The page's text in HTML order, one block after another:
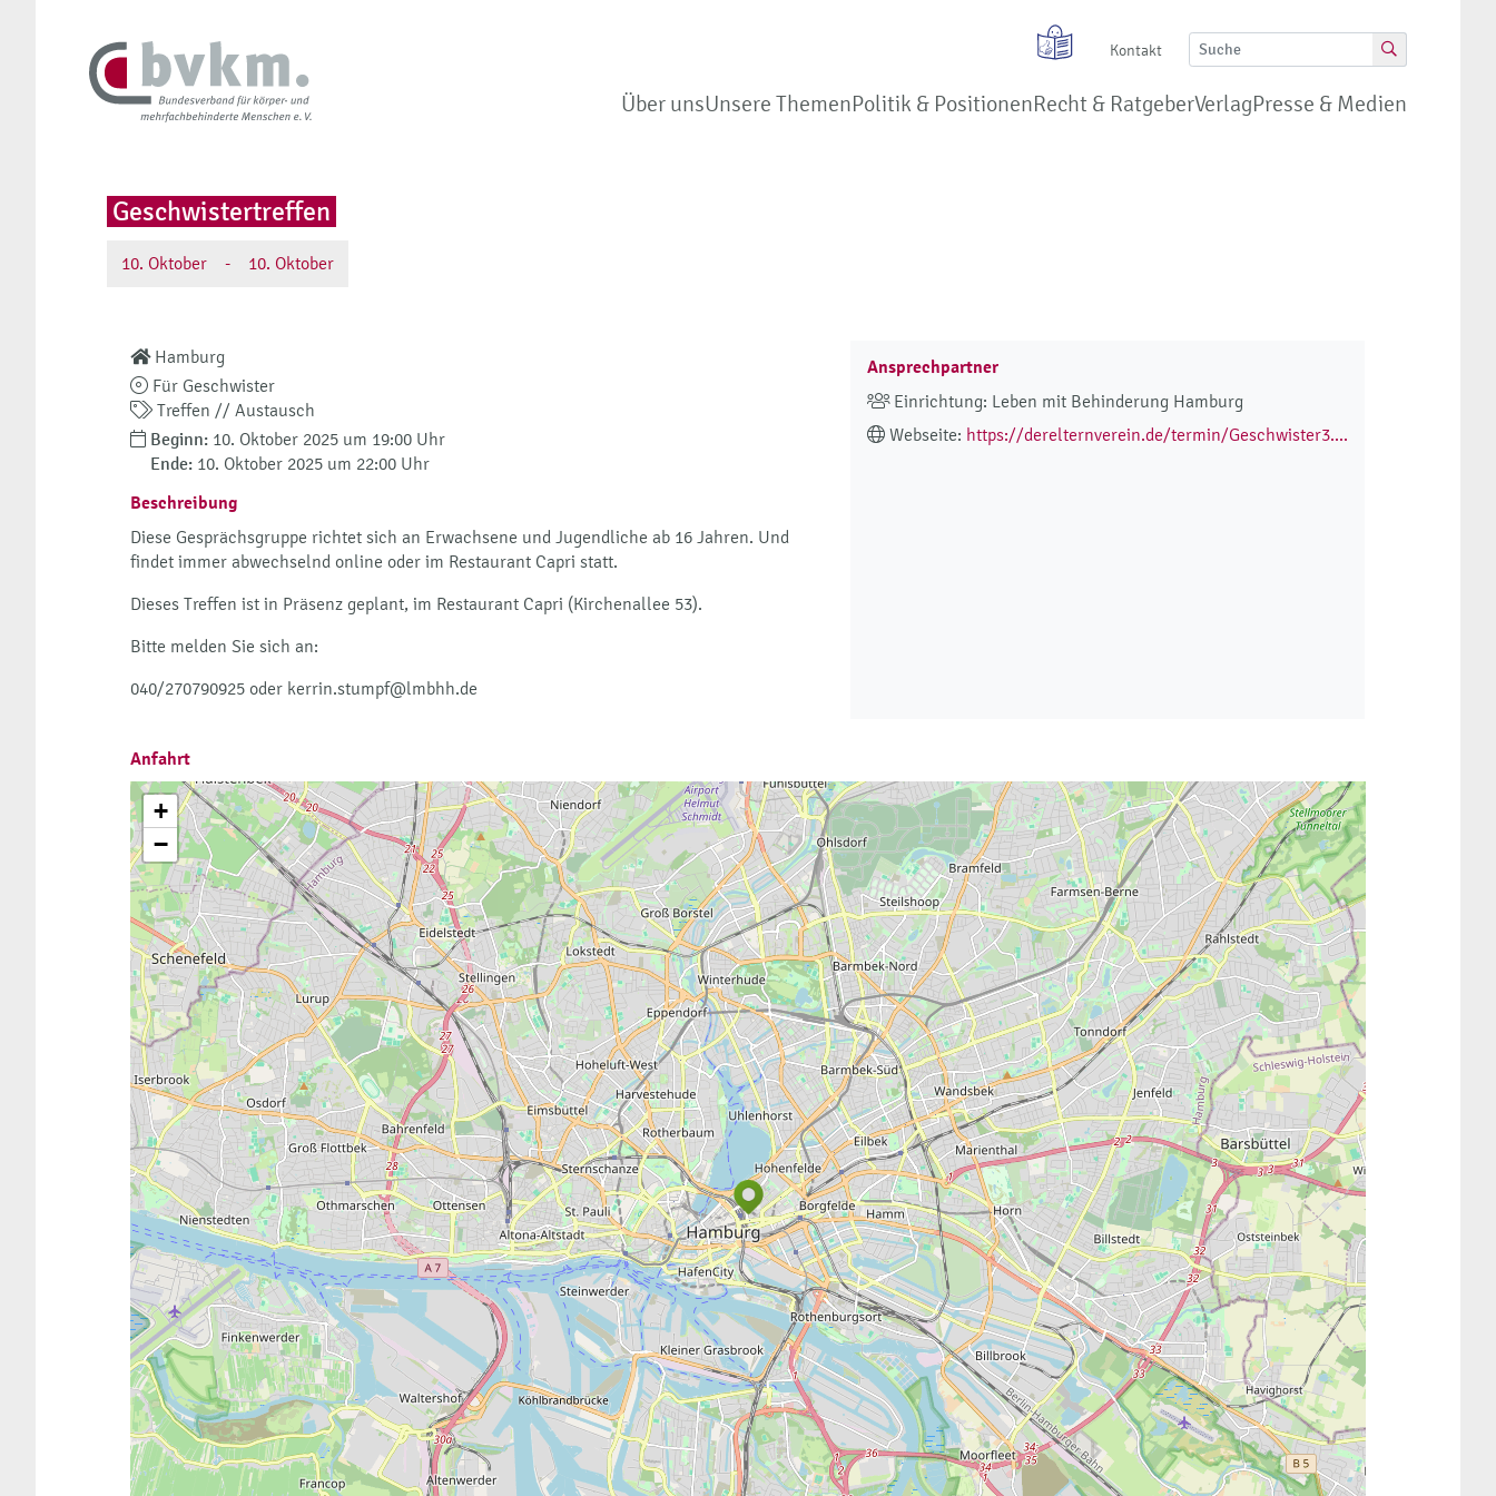
Kontakt
Über unsUnsere ThemenPolitik & PositionenRecht & RatgeberVerlagPresse & Medien
Geschwistertreffen
10. Oktober - 10. Oktober
Hamburg
Für Geschwister
Treffen // Austausch
Beginn: 10. Oktober 2025 um 19:00 Uhr
Ende: 10. Oktober 2025 um 22:00 Uhr
Beschreibung
Diese Gesprächsgruppe richtet sich an Erwachsene und Jugendliche ab 16 Jahren. Und
findet immer abwechselnd online oder im Restaurant Capri statt.
Dieses Treffen ist in Präsenz geplant, im Restaurant Capri (Kirchenallee 53).
Bitte melden Sie sich an:
040/270790925 oder kerrin.stumpf@lmbhh.de
Ansprechpartner
Einrichtung: Leben mit Behinderung Hamburg
Webseite: https://derelternverein.de/termin/Geschwister3....
Anfahrt
+
−